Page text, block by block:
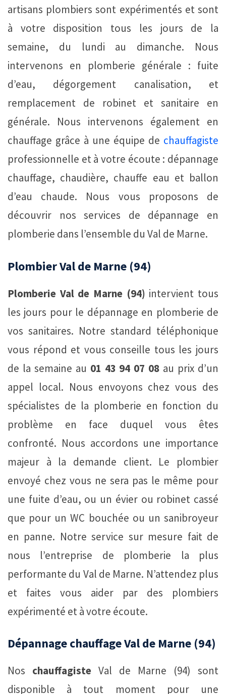
artisans plombiers sont expérimentés et sont
à votre disposition tous les jours de la
semaine, du lundi au dimanche. Nous
intervenons en plomberie générale : fuite
d’eau, dégorgement canalisation, et
remplacement de robinet et sanitaire en
générale. Nous intervenons également en
chauffage grâce à une équipe de chauffagiste
professionnelle et à votre écoute : dépannage
chauffage, chaudière, chauffe eau et ballon
d’eau chaude. Nous vous proposons de
découvrir nos services de dépannage en
plomberie dans l’ensemble du Val de Marne.
Plombier Val de Marne (94)
Plomberie Val de Marne (94) intervient tous
les jours pour le dépannage en plomberie de
vos sanitaires. Notre standard téléphonique
vous répond et vous conseille tous les jours
de la semaine au 01 43 94 07 08 au prix d’un
appel local. Nous envoyons chez vous des
spécialistes de la plomberie en fonction du
problème en face duquel vous êtes
confronté. Nous accordons une importance
majeur à la demande client. Le plombier
envoyé chez vous ne sera pas le même pour
une fuite d’eau, ou un évier ou robinet cassé
que pour un WC bouchée ou un sanibroyeur
en panne. Notre service sur mesure fait de
nous l’entreprise de plomberie la plus
performante du Val de Marne. N’attendez plus
et faites vous aider par des plombiers
expérimenté et à votre écoute.
Dépannage chauffage Val de Marne (94)
Nos chauffagiste Val de Marne (94) sont
disponible à tout moment pour une